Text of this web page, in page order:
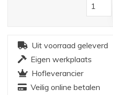
Uit voorraad geleverd
Eigen werkplaats
Hofleverancier
Veilig online betalen